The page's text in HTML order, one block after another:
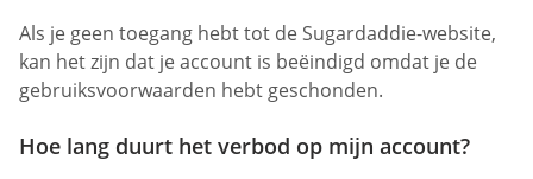
Als je geen toegang hebt tot de Sugardaddie-website,
kan het zijn dat je account is beëindigd omdat je de
gebruiksvoorwaarden hebt geschonden.
Hoe lang duurt het verbod op mijn account?